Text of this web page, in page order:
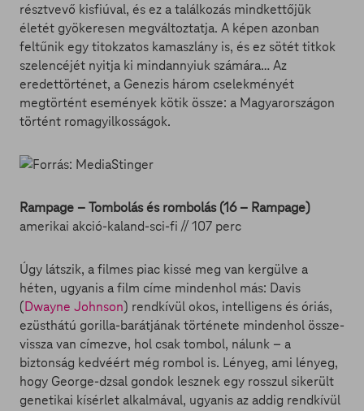
résztvevő kisfiúval, és ez a találkozás mindkettőjük
életét gyökeresen megváltoztatja. A képen azonban
feltűnik egy titokzatos kamaszlány is, és ez sötét titkok
szelencéjét nyitja ki mindannyiuk számára… Az
eredettörténet, a Genezis három cselekményét
megtörtént események kötik össze: a Magyarországon
történt romagyilkosságok.
Rampage – Tombolás és rombolás (16 – Rampage)
amerikai akció-kaland-sci-fi // 107 perc
Úgy látszik, a filmes piac kissé meg van kergülve a
héten, ugyanis a film címe mindenhol más: Davis
(Dwayne Johnson) rendkívül okos, intelligens és óriás,
ezüsthátú gorilla-barátjának története mindenhol össze-
vissza van címezve, hol csak tombol, nálunk – a
biztonság kedvéért még rombol is. Lényeg, ami lényeg,
hogy George-dzsal gondok lesznek egy rosszul sikerült
genetikai kísérlet alkalmával, ugyanis az addig rendkívül